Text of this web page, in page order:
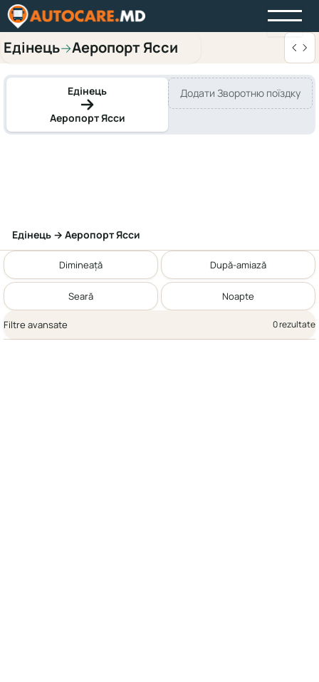
Едінець→Аеропорт Ясси
Едінець
Аеропорт Ясси
Додати Зворотню поїздку
Едінець → Аеропорт Ясси
Dimineață După-amiază
Seară Noapte
Filtre avansate 0 rezultate